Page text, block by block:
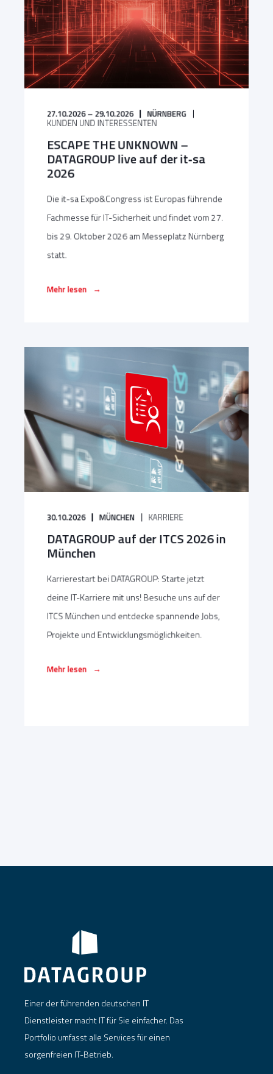
27.10.2026 – 29.10.2026 NÜRNBERG
KUNDEN UND INTERESSENTEN
ESCAPE THE UNKNOWN –
DATAGROUP live auf der it‑sa
2026
Die it-sa Expo&Congress ist Europas führende
Fachmesse für IT-Sicherheit und findet vom 27.
bis 29. Oktober 2026 am Messeplatz Nürnberg
statt.
Mehr lesen →
30.10.2026 MÜNCHEN KARRIERE
DATAGROUP auf der ITCS 2026 in
München
Karrierestart bei DATAGROUP: Starte jetzt
deine IT-Karriere mit uns! Besuche uns auf der
ITCS München und entdecke spannende Jobs,
Projekte und Entwicklungsmöglichkeiten.
Mehr lesen →
Einer der führenden deutschen IT
Dienstleister macht IT für Sie einfacher. Das
Portfolio umfasst alle Services für einen
sorgenfreien IT-Betrieb.